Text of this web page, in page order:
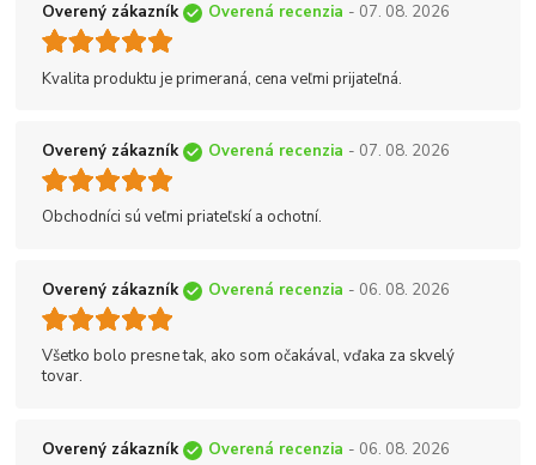
Overený zákazník Overená recenzia - 07. 08. 2026
Kvalita produktu je primeraná, cena veľmi prijateľná.
Overený zákazník Overená recenzia - 07. 08. 2026
Obchodníci sú veľmi priateľskí a ochotní.
Overený zákazník Overená recenzia - 06. 08. 2026
Všetko bolo presne tak, ako som očakával, vďaka za skvelý
tovar.
Overený zákazník Overená recenzia - 06. 08. 2026